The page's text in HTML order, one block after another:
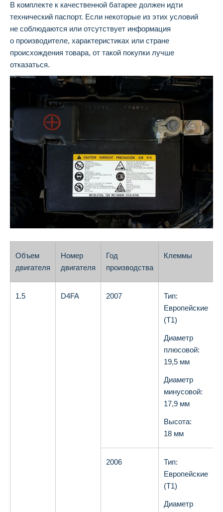
В комплекте к качественной батарее должен идти
технический паспорт. Если некоторые из этих условий
не соблюдаются или отсутствует информация
о производителе, характеристиках или стране
происхождения товара, от такой покупки лучше
отказаться.
Объем
двигателя
Номер
двигателя
Год
производства
Клеммы
1.5 D4FA 2007
Тип:
Европейские
(T1)
Диаметр
плюсовой:
19,5 мм
Диаметр
минусовой:
17,9 мм
Высота:
18 мм
2006
Тип:
Европейские
(T1)
Диаметр